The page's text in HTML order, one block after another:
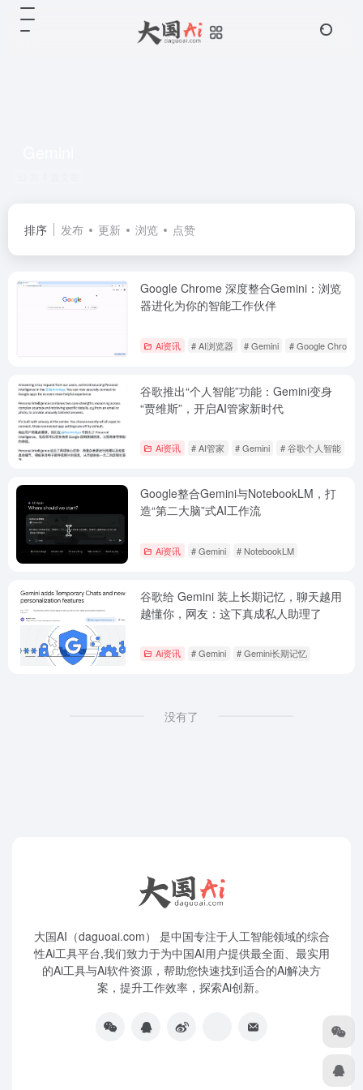
排序 发布 更新 浏览 点赞
Google Chrome 深度整合Gemini：浏览
器进化为你的智能工作伙伴
Ai资讯 # AI浏览器 # Gemini # Google Chrome
谷歌推出“个人智能”功能：Gemini变身
“贾维斯”，开启AI管家新时代
Ai资讯 # AI管家 # Gemini # 谷歌个人智能
Google整合Gemini与NotebookLM，打
造“第二大脑”式AI工作流
Ai资讯 # Gemini # NotebookLM
谷歌给 Gemini 装上长期记忆，聊天越用
越懂你，网友：这下真成私人助理了
Ai资讯 # Gemini # Gemini长期记忆
没有了
大国AI（daguoai.com） 是中国专注于人工智能领域的综合
性Ai工具平台,我们致力于为中国AI用户提供最全面、最实用
的Ai工具与Ai软件资源，帮助您快速找到适合的Ai解决方
案，提升工作效率，探索Ai创新。